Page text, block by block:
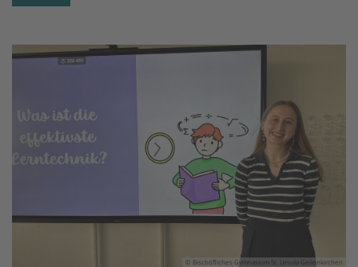
© Bischöfliches Gymnasium St. Ursula Geilenkirchen